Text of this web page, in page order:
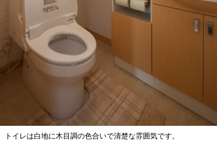
トイレは白地に木目調の色合いで清楚な雰囲気です。